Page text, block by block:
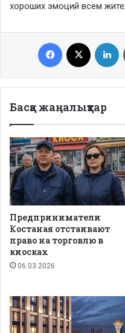
хороших эмоций всем
Facebook
Басқа жаңалықтар
Предприниматели
Костаная отстаивают
право на торговлю в
киосках
06.03.2026